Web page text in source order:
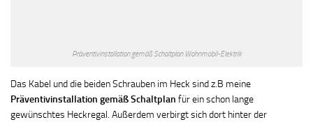
Präventivinstallation gemäß Schaltplan Wohnmobil-Elektrik
Das Kabel und die beiden Schrauben im Heck sind z.B meine
Präventivinstallation gemäß Schaltplan für ein schon lange
gewünschtes Heckregal. Außerdem verbirgt sich dort hinter der